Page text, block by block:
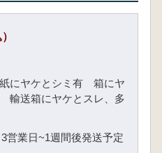
にヤケとシミ有 箱にヤ
輸送箱にヤケとスレ、多
3営業日~1週間後発送予定